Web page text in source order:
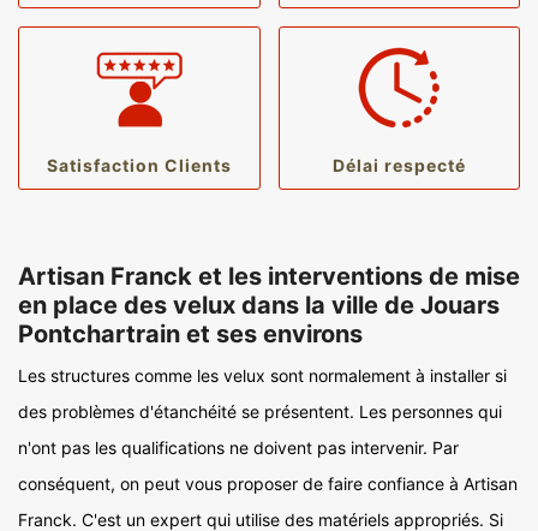
Satisfaction Clients Délai respecté
Artisan Franck et les interventions de mise
en place des velux dans la ville de Jouars
Pontchartrain et ses environs
Les structures comme les velux sont normalement à installer si
des problèmes d'étanchéité se présentent. Les personnes qui
n'ont pas les qualifications ne doivent pas intervenir. Par
conséquent, on peut vous proposer de faire confiance à Artisan
Franck. C'est un expert qui utilise des matériels appropriés. Si